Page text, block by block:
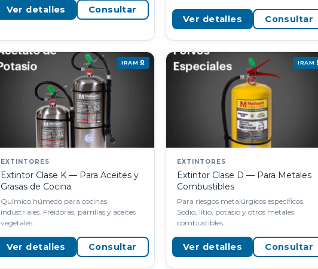
Ver detalles Consultar
Ver detalles Consultar
IRAM
EXTINTORES
Extintor Clase K — Para Aceites y
Grasas de Cocina
Químico húmedo para cocinas
industriales. Freidoras, parrillas y aceites
vegetales.
Ver detalles Consultar
IRAM
EXTINTORES
Extintor Clase D — Para Metales
Combustibles
Para riesgos metalúrgicos específicos.
Sodio, litio, potasio y otros metales
combustibles.
Ver detalles Consultar